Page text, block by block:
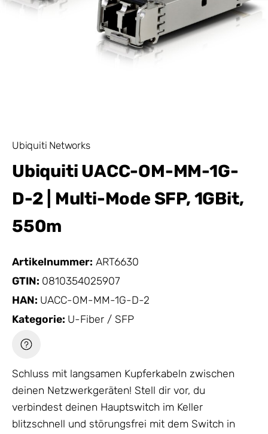
Ubiquiti Networks
Ubiquiti UACC-OM-MM-1G-
D-2 | Multi-Mode SFP, 1GBit,
550m
Artikelnummer: ART6630
GTIN: 0810354025907
HAN: UACC-OM-MM-1G-D-2
Kategorie: U-Fiber / SFP
Schluss mit langsamen Kupferkabeln zwischen
deinen Netzwerkgeräten! Stell dir vor, du
verbindest deinen Hauptswitch im Keller
blitzschnell und störungsfrei mit dem Switch in